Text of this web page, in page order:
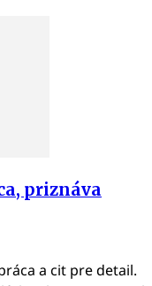
priznáva
a cit pre detail.